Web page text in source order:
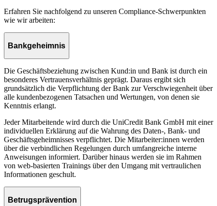
Erfahren Sie nachfolgend zu unseren Compliance-Schwerpunkten
wie wir arbeiten:
Bankgeheimnis
Die Geschäftsbeziehung zwischen Kund:in und Bank ist durch ein
besonderes Vertrauensverhältnis geprägt. Daraus ergibt sich
grundsätzlich die Verpflichtung der Bank zur Verschwiegenheit über
alle kundenbezogenen Tatsachen und Wertungen, von denen sie
Kenntnis erlangt.
Jeder Mitarbeitende wird durch die UniCredit Bank GmbH mit einer
individuellen Erklärung auf die Wahrung des Daten-, Bank- und
Geschäftsgeheimnisses verpflichtet. Die Mitarbeiter:innen werden
über die verbindlichen Regelungen durch umfangreiche interne
Anweisungen informiert. Darüber hinaus werden sie im Rahmen
von web-basierten Trainings über den Umgang mit vertraulichen
Informationen geschult.
Betrugsprävention